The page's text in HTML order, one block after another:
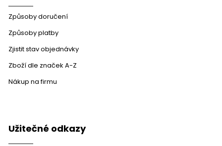
Způsoby doručení
Způsoby platby
Zjistit stav objednávky
Zboží dle značek A-Z
Nákup na firmu
Užitečné odkazy